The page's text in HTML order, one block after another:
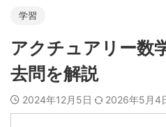
学習
アクチュアリー数
去問を解説
2024年12月5日 2026年5月4